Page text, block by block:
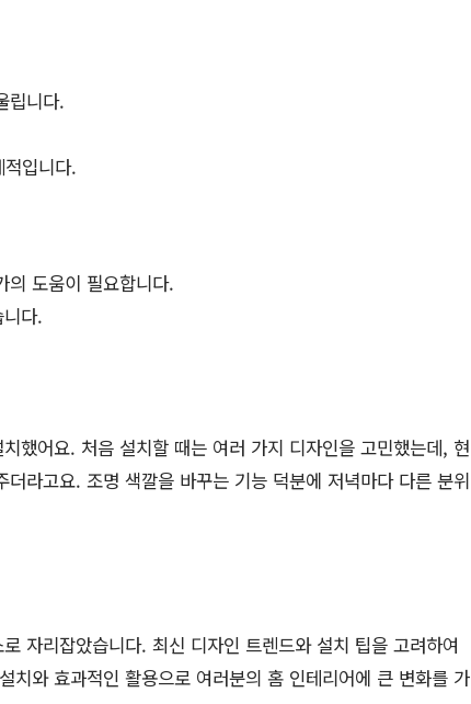
립니다.
입니다.
의 도움이 필요합니다.
다.
치했어요. 처음 설치할 때는 여러 가지 디자인을 고민했는데, 현
라고요. 조명 색깔을 바꾸는 기능 덕분에 저녁마다 다른 분위
자리잡았습니다. 최신 디자인 트렌드와 설치 팁을 고려하여
치와 효과적인 활용으로 여러분의 홈 인테리어에 큰 변화를 가